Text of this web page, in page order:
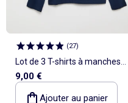
(27)
Lot de 3 T-shirts à manches
longues
9,00 €
Ajouter au panier